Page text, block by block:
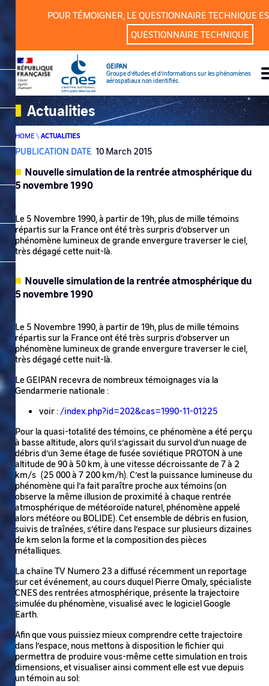
POUR TÉMOIGNER, LE QUESTIONNAIRE TECHNIQUE
QUESTIONNAIRE TECHNIQUE
GEIPAN
Groupe d’études et d’informations sur les phénomènes
aérospatiaux non identifiés.
Actualities
HOME \ ACTUALITIES
PUBLICATION DATE 10 March 2015
Nouvelle simulation de la rentrée atmosphérique du
5 novembre 1990
Le 5 Novembre 1990, à partir de 19h, plus de mille témoins
répartis sur la France ont été très surpris d’observer un
phénomène lumineux de grande envergure traverser le ciel,
très dégagé cette nuit-là.
Nouvelle simulation de la rentrée atmosphérique du
5 novembre 1990
Le 5 Novembre 1990, à partir de 19h, plus de mille témoins
répartis sur la France ont été très surpris d’observer un
phénomène lumineux de grande envergure traverser le ciel,
très dégagé cette nuit-là.
Le GEIPAN recevra de nombreux témoignages via la
Gendarmerie nationale :
voir : /index.php?id=202&cas=1990-11-01225
Pour la quasi-totalité des témoins, ce phénomène a été perçu
à basse altitude, alors qu’il s’agissait du survol d’un nuage de
débris d’un 3eme étage de fusée soviétique PROTON à une
altitude de 90 à 50 km, à une vitesse décroissante de 7 à 2
km/s (25 000 à 7 200 km/h). C’est la puissance lumineuse du
phénomène qui l’a fait paraître proche aux témoins (on
observe la même illusion de proximité à chaque rentrée
atmosphérique de météoroïde naturel, phénomène appelé
alors météore ou BOLIDE). Cet ensemble de débris en fusion,
suivis de traînées, s’étire dans l’espace sur plusieurs dizaines
de km selon la forme et la composition des pièces
métalliques.
La chaïne TV Numero 23 a diffusé récemment un reportage
sur cet événement, au cours duquel Pierre Omaly, spécialiste
CNES des rentrées atmosphérique, présente la trajectoire
simulée du phénomène, visualisé avec le logiciel Google
Earth.
Afin que vous puissiez mieux comprendre cette trajectoire
dans l’espace, nous mettons à disposition le fichier qui
permettra de produire vous-même cette simulation en trois
dimensions, et visualiser ainsi comment elle est vue depuis
un témoin au sol: